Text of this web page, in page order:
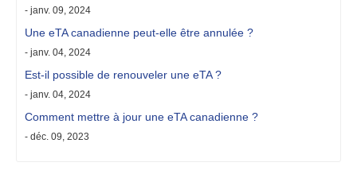
- janv. 09, 2024
Une eTA canadienne peut-elle être annulée ?
- janv. 04, 2024
Est-il possible de renouveler une eTA ?
- janv. 04, 2024
Comment mettre à jour une eTA canadienne ?
- déc. 09, 2023